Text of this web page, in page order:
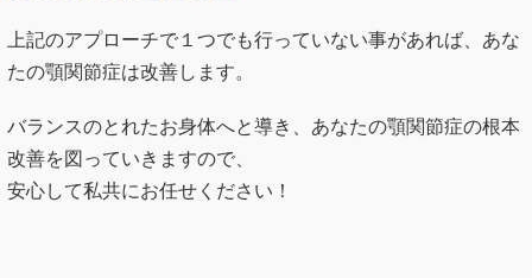
上記のアプローチで１つでも行っていない事があれば、あな
たの顎関節症は改善します。
バランスのとれたお身体へと導き、あなたの顎関節症の根本
改善を図っていきますので、
安心して私共にお任せください！